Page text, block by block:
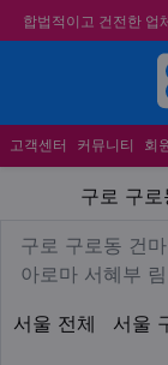
★요기요기 설 연휴
★ 요기요기 업체회
불건전한 게시글은
고객센터 커뮤니티 회
구로구로 구
업체 정보
구로 구
구로 구로동 건
아로마 서혜부
서울 전체 서울
지역1
테마